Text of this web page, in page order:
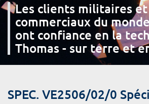
Les clients militaires et
commerciaux du
ont confiance en la
Thomas - sur terre et
SPEC. VE2506/02/0